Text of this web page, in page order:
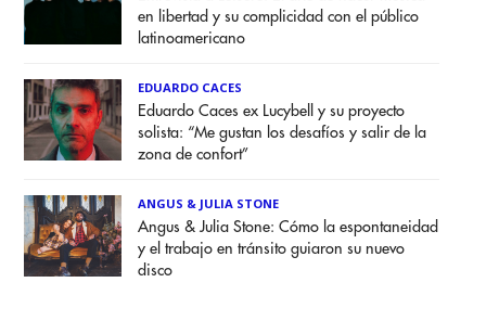
en libertad y su complicidad con el público
latinoamericano
EDUARDO CACES
Eduardo Caces ex Lucybell y su proyecto
solista: “Me gustan los desafíos y salir de la
zona de confort”
ANGUS & JULIA STONE
Angus & Julia Stone: Cómo la espontaneidad
y el trabajo en tránsito guiaron su nuevo
disco